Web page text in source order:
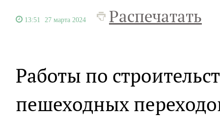
13:51 27 марта 2024 Распечатать
Работы по
пешеходных